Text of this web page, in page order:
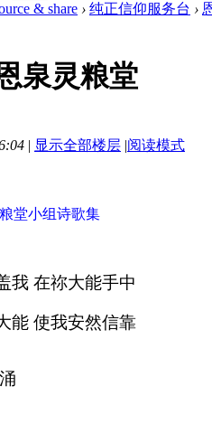
& share › 纯正信仰服务台 ›
泉灵粮堂
| 显示全部楼层 |阅读模式
堂小组诗歌集
我 在祢大能手中
能 使我安然信靠